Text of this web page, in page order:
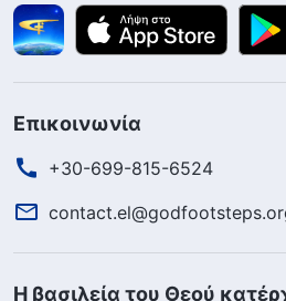
Επικοινωνία
+30-699-815-6524
Η βασιλεία του Θεού